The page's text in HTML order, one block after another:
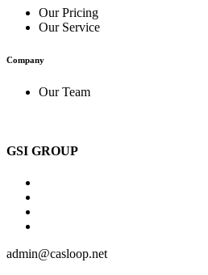
Our Pricing
Our Service
Company
Our Team
GSI GROUP
admin@casloop.net